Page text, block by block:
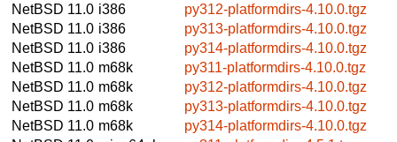
NetBSD 11.0 i386
py312-platformdirs-4.10.0.tgz
NetBSD 11.0 i386
py313-platformdirs-4.10.0.tgz
NetBSD 11.0 i386
py314-platformdirs-4.10.0.tgz
NetBSD 11.0 m68k
py311-platformdirs-4.10.0.tgz
NetBSD 11.0 m68k
py312-platformdirs-4.10.0.tgz
NetBSD 11.0 m68k
py313-platformdirs-4.10.0.tgz
NetBSD 11.0 m68k
py314-platformdirs-4.10.0.tgz